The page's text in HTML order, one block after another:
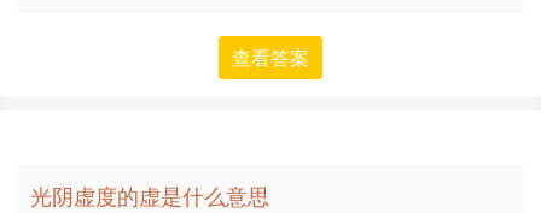
查看答案
光阴虚度的虚是什么意思